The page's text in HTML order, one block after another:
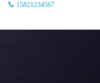
15821234567